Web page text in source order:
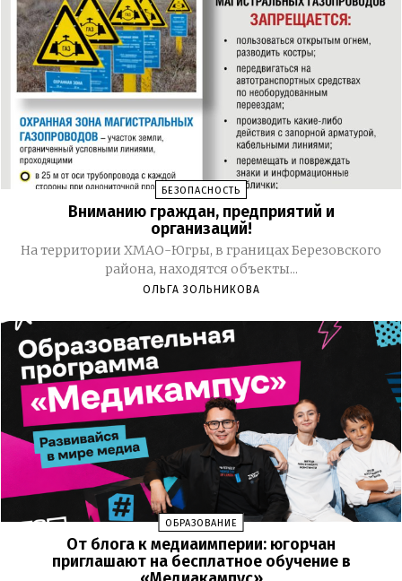
БЕЗОПАСНОСТЬ
Вниманию граждан, предприятий и
организаций!
На территории ХМАО-Югры, в границах Березовского
района, находятся объекты...
ОЛЬГА ЗОЛЬНИКОВА
ОБРАЗОВАНИЕ
От блога к медиаимперии: югорчан
приглашают на бесплатное обучение в